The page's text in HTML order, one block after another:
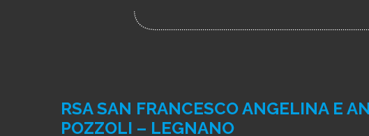
RSA SAN FRANCESCO ANGELINA E
POZZOLI – LEGNANO